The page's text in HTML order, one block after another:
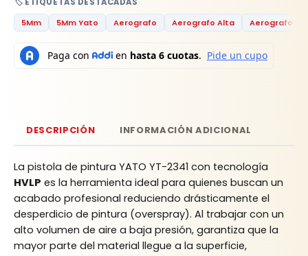
5Mm
5Mm Yato Aerografo Aerografo Alta Aerografo
DESCRIPCIÓN INFORMACIÓN ADICIONAL
La pistola de pintura YATO YT-2341 con tecnología
HVLP es la herramienta ideal para quienes buscan un
acabado profesional reduciendo drásticamente el
desperdicio de pintura (overspray). Al trabajar con un
alto volumen de aire a baja presión, garantiza que la
mayor parte del material llegue a la superficie,